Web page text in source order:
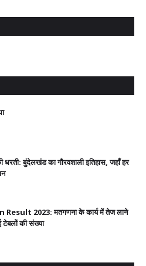
बुंदेलखंड का गौरवशाली इतिहास, जहाँ हर
2023: मतगणना के कार्य में तेज लाने
टेबलों की संख्या